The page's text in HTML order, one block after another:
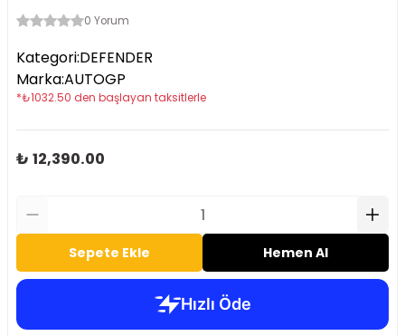
0 Yorum
Kategori:DEFENDER
Marka:AUTOGP
*₺1032.50 den başlayan taksitlerle
₺ 12,390.00
Sepete Ekle Hemen Al